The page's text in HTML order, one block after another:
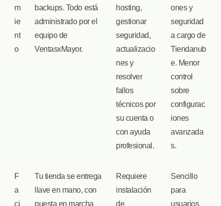
m
ie
nt
o
backups. Todo está
administrado por el
equipo de
VentasxMayor.
hosting,
gestionar
seguridad,
actualizacio
nes y
resolver
fallos
técnicos por
su cuenta o
con ayuda
profesional.
ones y
seguridad
a cargo de
Tiendanub
e. Menor
control
sobre
configurac
iones
avanzada
s.
F
a
ci
Tu tienda se entrega
llave en mano, con
puesta en marcha
Requiere
instalación
de
Sencillo
para
usuarios